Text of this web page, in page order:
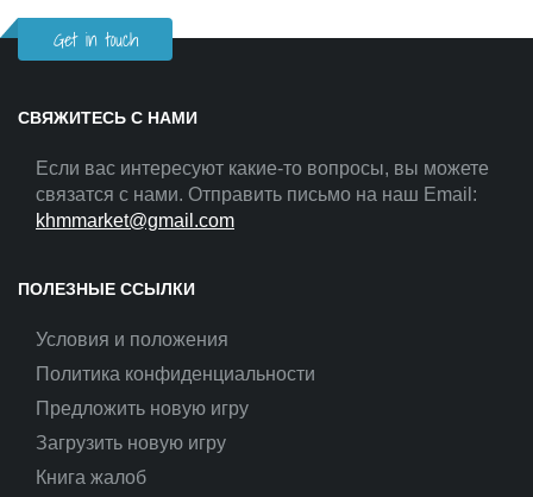
Get in touch
СВЯЖИТЕСЬ С НАМИ
Если вас интересуют какие-то вопросы, вы можете
связатся с нами. Отправить письмо на наш Email:
khmmarket@gmail.com
ПОЛЕЗНЫЕ ССЫЛКИ
Условия и положения
Политика конфиденциальности
Предложить новую игру
Загрузить новую игру
Книга жалоб